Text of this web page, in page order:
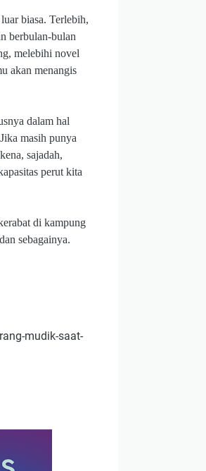
biasa. Terlebih,
berbulan-bulan
melebihi novel
akan menangis
dalam hal
masih punya
sajadah,
perut kita
di kampung
sebagainya.
mudik-saat-